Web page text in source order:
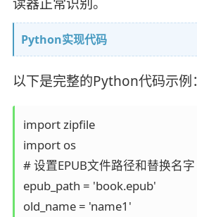
读器正常识别。
Python实现代码
以下是完整的Python代码示例：
import zipfile
import os
# 设置EPUB文件路径和替换名字
epub_path = 'book.epub'
old_name = 'name1'